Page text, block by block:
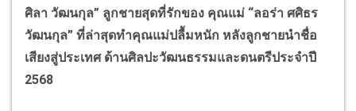
ศิลา วัฒนกุล” ลูกชายสุดที่รักของ คุณแม่ “ลอร่า ศศิธร
วัฒนกุล” ที่ล่าสุดทำคุณแม่ปลื้มหนัก หลังลูกชายนำชื่อ
เสียงสู่ประเทศ ด้านศิลปะวัฒนธรรมและดนตรีประจำปี
2568